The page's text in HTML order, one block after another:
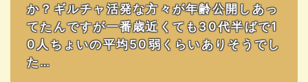
か？ギルチャ活発な方々が年齢公開しあっ
てたんですが一番歳近くても30代半ばで1
0人ちょいの平均50弱くらいありそうでし
た…